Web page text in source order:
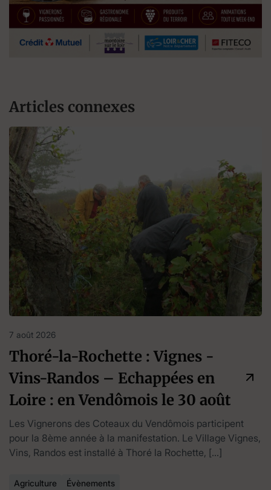
Articles connexes
7 août 2026
Thoré-la-Rochette : Vignes -
Vins-Randos – Echappées en
Loire : en Vendômois le 30 août
Les Vignerons des Coteaux du Vendômois participent
pour la 8ème année à la manifestation. Le Village Vignes,
Vins, Randos est installé à Thoré la Rochette, […]
Agriculture Évènements